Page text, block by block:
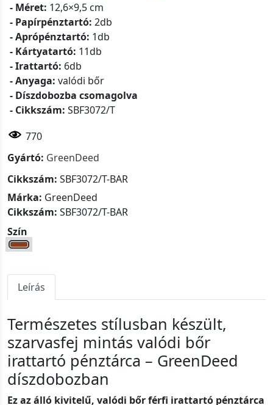
- Méret: 12,6×9,5 cm
- Papírpénztartó: 2db
- Aprópénztartó: 1db
- Kártyatartó: 11db
- Irattartó: 6db
- Anyaga: valódi bőr
- Díszdobozba csomagolva
- Cikkszám: SBF3072/T
770
Gyártó: GreenDeed
Cikkszám: SBF3072/T-BAR
Márka: GreenDeed
Cikkszám: SBF3072/T-BAR
Szín
Leírás
Természetes stílusban készült,
szarvasfej mintás valódi bőr
irattartó pénztárca – GreenDeed
díszdobozban
Ez az álló kivitelű, valódi bőr férfi irattartó pénztárca